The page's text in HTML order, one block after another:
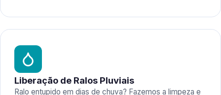
Liberação de Ralos Pluviais
Ralo entupido em dias de chuva? Fazemos a limpeza e